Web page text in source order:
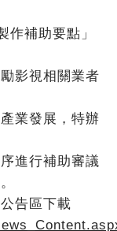
作補助要點」
影視相關業者
業發展，特辦
進行補助審議
告區下載